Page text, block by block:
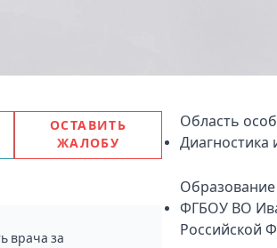
ОСТАВИТЬ
ЖАЛОБУ
врача за
Область
Диагностика
Образование
ФГБОУ ВО
Российской